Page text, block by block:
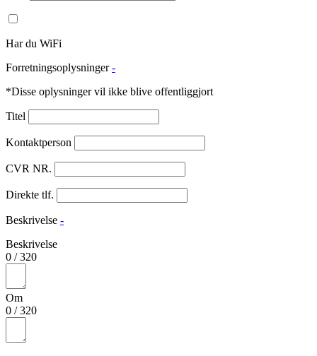
Har du WiFi
Forretningsoplysninger -
*Disse oplysninger vil ikke blive offentliggjort
Titel
Kontaktperson
CVR NR.
Direkte tlf.
Beskrivelse -
Beskrivelse
0 /320
Om
0 /320